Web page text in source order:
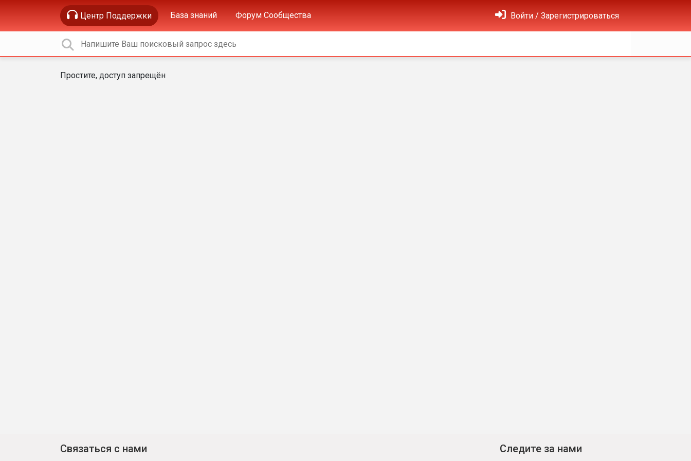
Центр Поддержки База знаний Форум Сообщества Войти / Зарегистрироваться
Простите, доступ запрещён
Связаться с нами Следите за нами